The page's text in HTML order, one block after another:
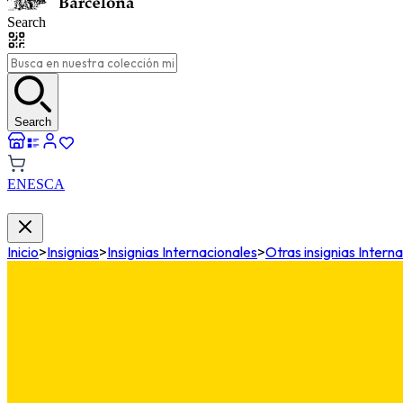
Search
Search
ENESCA
Inicio>Insignias>Insignias Internacionales>Otras insignias